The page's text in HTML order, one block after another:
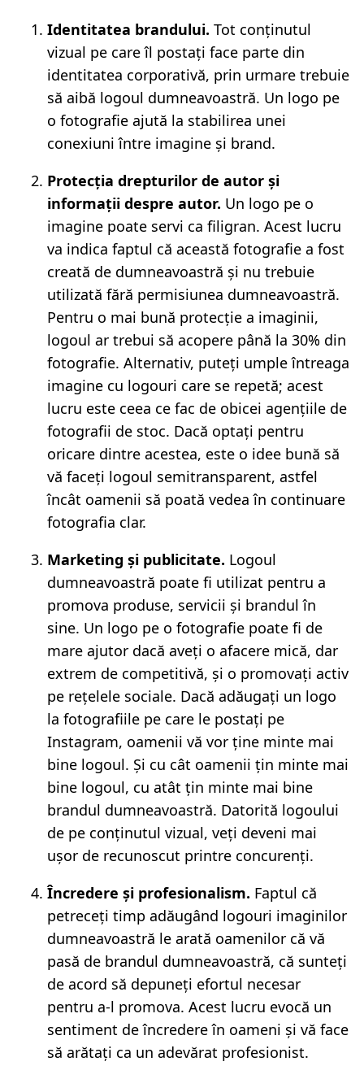
Identitatea brandului. Tot conținutul
vizual pe care îl postați face parte din
identitatea corporativă, prin urmare trebuie
să aibă logoul dumneavoastră. Un logo pe
o fotografie ajută la stabilirea unei
conexiuni între imagine și brand.
Protecția drepturilor de autor și
informații despre autor. Un logo pe o
imagine poate servi ca filigran. Acest lucru
va indica faptul că această fotografie a fost
creată de dumneavoastră și nu trebuie
utilizată fără permisiunea dumneavoastră.
Pentru o mai bună protecție a imaginii,
logoul ar trebui să acopere până la 30% din
fotografie. Alternativ, puteți umple întreaga
imagine cu logouri care se repetă; acest
lucru este ceea ce fac de obicei agențiile de
fotografii de stoc. Dacă optați pentru
oricare dintre acestea, este o idee bună să
vă faceți logoul semitransparent, astfel
încât oamenii să poată vedea în continuare
fotografia clar.
Marketing și publicitate. Logoul
dumneavoastră poate fi utilizat pentru a
promova produse, servicii și brandul în
sine. Un logo pe o fotografie poate fi de
mare ajutor dacă aveți o afacere mică, dar
extrem de competitivă, și o promovați activ
pe rețelele sociale. Dacă adăugați un logo
la fotografiile pe care le postați pe
Instagram, oamenii vă vor ține minte mai
bine logoul. Și cu cât oamenii țin minte mai
bine logoul, cu atât țin minte mai bine
brandul dumneavoastră. Datorită logoului
de pe conținutul vizual, veți deveni mai
ușor de recunoscut printre concurenți.
Încredere și profesionalism. Faptul că
petreceți timp adăugând logouri imaginilor
dumneavoastră le arată oamenilor că vă
pasă de brandul dumneavoastră, că sunteți
de acord să depuneți efortul necesar
pentru a-l promova. Acest lucru evocă un
sentiment de încredere în oameni și vă face
să arătați ca un adevărat profesionist.